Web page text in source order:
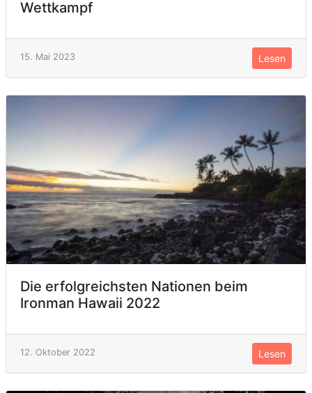
Wettkampf
15. Mai 2023 Lesen
Die erfolgreichsten Nationen beim
Ironman Hawaii 2022
12. Oktober 2022 Lesen